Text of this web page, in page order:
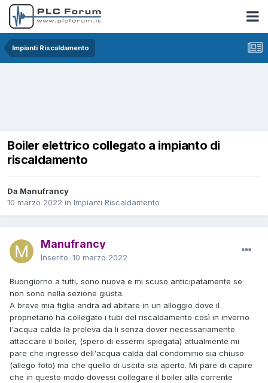
Impianti Riscaldamento
Boiler elettrico collegato a impianto di
riscaldamento
Da Manufrancy
10 marzo 2022 in Impianti Riscaldamento
Manufrancy
Inserito: 10 marzo 2022
Buongiorno a tutti, sono nuova e mi scuso anticipatamente se
non sono nella sezione giusta.
A breve mia figlia andra ad abitare in un alloggio dove il
proprietario ha collegato i tubi del riscaldamento così in inverno
l'acqua calda la preleva da li senza dover necessariamente
attaccare il boiler, (spero di essermi spiegata) attualmente mi
pare che ingresso dell'acqua calda dal condominio sia chiuso
(allego foto) ma che quello di uscita sia aperto. Mi pare di capire
che in questo modo dovessi collegare il boiler alla corrente